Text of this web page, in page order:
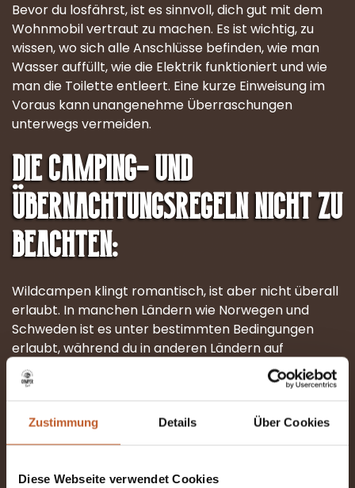
Zustimmung Details Über Cookies
Diese Webseite verwendet Cookies
Bevor du losfährst, ist es sinnvoll, dich gut mit dem
Wohnmobil vertraut zu machen. Es ist wichtig, zu
wissen, wo sich alle Anschlüsse befinden, wie man
Wasser auffüllt, wie die Elektrik funktioniert und wie
man die Toilette entleert. Eine kurze Einweisung im
Voraus kann unangenehme Überraschungen
unterwegs vermeiden.
Die Camping- und
Übernachtungsregeln nicht zu
beachten:
Wildcampen klingt romantisch, ist aber nicht überall
erlaubt. In manchen Ländern wie Norwegen und
Schweden ist es unter bestimmten Bedingungen
erlaubt, während du in anderen Ländern auf
Campingplätze oder spezielle Stellplätze
angewiesen bist. Informiere dich immer über die
Hochsaison rechtzeitig einen Platz.
Falsch zu packen: